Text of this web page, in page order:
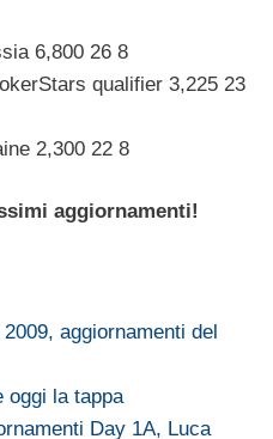
6,800 26 8
qualifier 3,225 23
2,300 22 8
aggiornamenti!
aggiornamenti del
oggi la tappa
Day 1A, Luca